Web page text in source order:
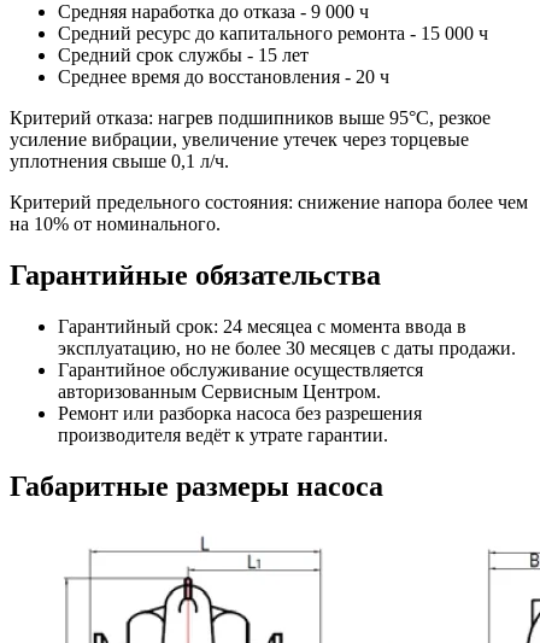
Средняя наработка до отказа - 9 000 ч
Средний ресурс до капитального ремонта - 15 000 ч
Средний срок службы - 15 лет
Среднее время до восстановления - 20 ч
Критерий отказа: нагрев подшипников выше 95°С, резкое
усиление вибрации, увеличение утечек через торцевые
уплотнения свыше 0,1 л/ч.
Критерий предельного состояния: снижение напора более чем
на 10% от номинального.
Гарантийные обязательства
Гарантийный срок: 24 месяцеа с момента ввода в
эксплуатацию, но не более 30 месяцев с даты продажи.
Гарантийное обслуживание осуществляется
авторизованным Сервисным Центром.
Ремонт или разборка насоса без разрешения
производителя ведёт к утрате гарантии.
Габаритные размеры насоса